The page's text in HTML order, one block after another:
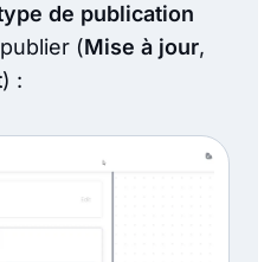
de publication
(Mise à jour,
) :